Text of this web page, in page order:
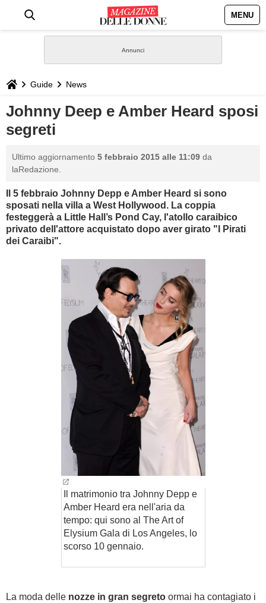
MENU
STILE
BIOGRAFIE
DEFINIZIONI
GASTRONOMIA
CAPELLI
Guide News
Johnny Deep e Amber Heard sposi
segreti
Ultimo aggiornamento 5 febbraio 2015 alle 11:09 da
laRedazione.
Il 5 febbraio Johnny Depp e Amber Heard si sono
sposati nella villa a West Hollywood. La coppia
festeggerà a Little Hall’s Pond Cay, l'atollo caraibico
privato dell'attore acquistato dopo aver girato "I Pirati
dei Caraibi".
Il matrimonio tra Johnny Depp e
Amber Heard era nell'aria da
tempo: qui sono al The Art of
Elysium Gala di Los Angeles, lo
scorso 10 gennaio.
La moda delle nozze in gran segreto ormai ha contagiato i